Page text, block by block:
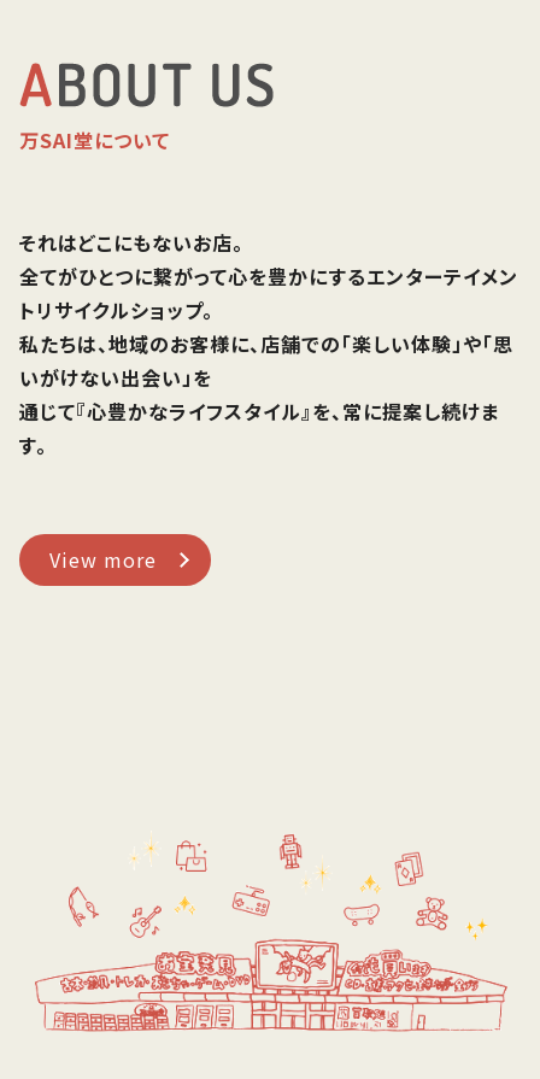
万SAI堂について
それはどこにもないお店。
全てがひとつに繋がって心を豊かにするエンターテイメン
トリサイクルショップ。
私たちは、地域のお客様に、店舗での「楽しい体験」や「思
いがけない出会い」を
通じて『心豊かなライフスタイル』を、常に提案し続けま
す。
View more